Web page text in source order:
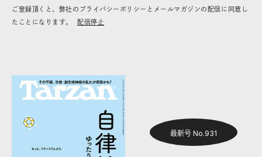
ご登録頂くと、弊社のプライバシーポリシーとメールマガジンの配信に同意し
たことになります。
配信停止
最新号 No.931